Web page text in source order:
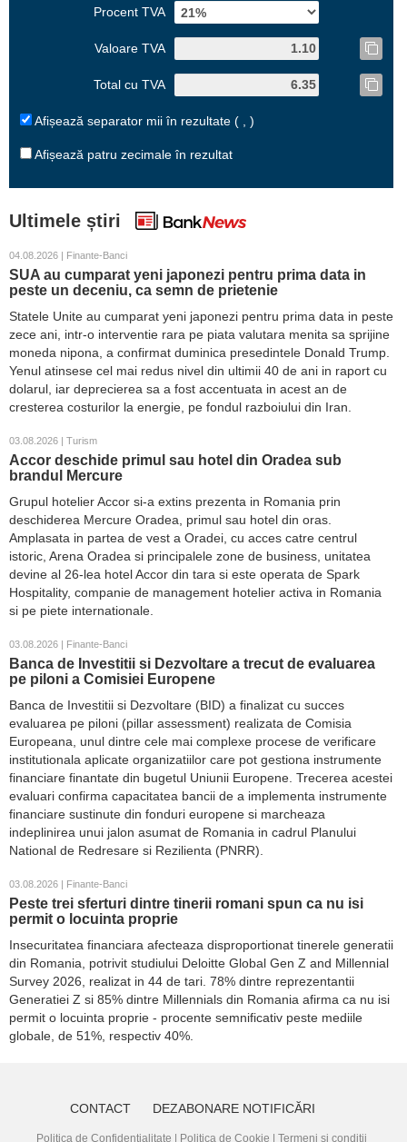
Procent TVA
Valoare TVA
Total cu TVA
Afișează separator mii în rezultate ( , )
Afișează patru zecimale în rezultat
Ultimele știri
04.08.2026 | Finante-Banci
SUA au cumparat yeni japonezi pentru prima data in
peste un deceniu, ca semn de prietenie
Statele Unite au cumparat yeni japonezi pentru prima data in peste
zece ani, intr-o interventie rara pe piata valutara menita sa sprijine
moneda nipona, a confirmat duminica presedintele Donald Trump.
Yenul atinsese cel mai redus nivel din ultimii 40 de ani in raport cu
dolarul, iar deprecierea sa a fost accentuata in acest an de
cresterea costurilor la energie, pe fondul razboiului din Iran.
03.08.2026 | Turism
Accor deschide primul sau hotel din Oradea sub
brandul Mercure
Grupul hotelier Accor si-a extins prezenta in Romania prin
deschiderea Mercure Oradea, primul sau hotel din oras.
Amplasata in partea de vest a Oradei, cu acces catre centrul
istoric, Arena Oradea si principalele zone de business, unitatea
devine al 26-lea hotel Accor din tara si este operata de Spark
Hospitality, companie de management hotelier activa in Romania
si pe piete internationale.
03.08.2026 | Finante-Banci
Banca de Investitii si Dezvoltare a trecut de evaluarea
pe piloni a Comisiei Europene
Banca de Investitii si Dezvoltare (BID) a finalizat cu succes
evaluarea pe piloni (pillar assessment) realizata de Comisia
Europeana, unul dintre cele mai complexe procese de verificare
institutionala aplicate organizatiilor care pot gestiona instrumente
financiare finantate din bugetul Uniunii Europene. Trecerea acestei
evaluari confirma capacitatea bancii de a implementa instrumente
financiare sustinute din fonduri europene si marcheaza
indeplinirea unui jalon asumat de Romania in cadrul Planului
National de Redresare si Rezilienta (PNRR).
03.08.2026 | Finante-Banci
Peste trei sferturi dintre tinerii romani spun ca nu isi
permit o locuinta proprie
Insecuritatea financiara afecteaza disproportionat tinerele generatii
din Romania, potrivit studiului Deloitte Global Gen Z and Millennial
Survey 2026, realizat in 44 de tari. 78% dintre reprezentantii
Generatiei Z si 85% dintre Millennials din Romania afirma ca nu isi
permit o locuinta proprie - procente semnificativ peste mediile
globale, de 51%, respectiv 40%.
CONTACT DEZABONARE NOTIFICĂRI
Politica de Confidențialitate Politica de Cookie Termeni și condiții